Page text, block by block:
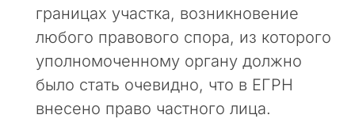
границах участка, возникновение
любого правового спора, из которого
уполномоченному органу должно
было стать очевидно, что в ЕГРН
внесено право частного лица.
р
г
а
е
т
с